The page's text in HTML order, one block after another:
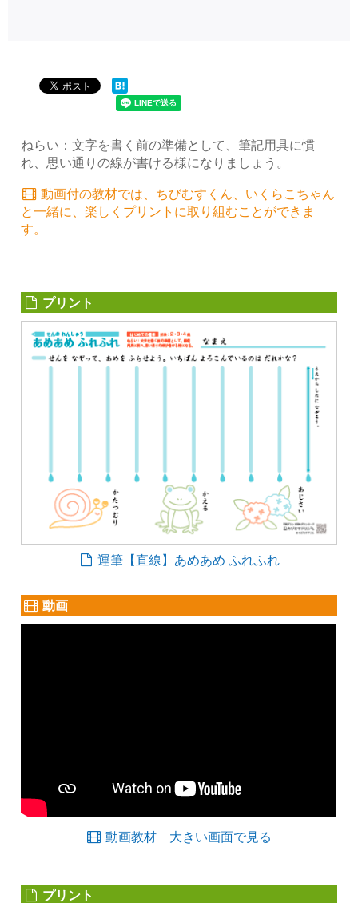
ねらい：文字を書く前の準備として、筆記用具に慣
れ、思い通りの線が書ける様になりましょう。
動画付の教材では、ちびむすくん、いくらこちゃん
と一緒に、楽しくプリントに取り組むことができま
す。
プリント
運筆【直線】あめあめ ふれふれ
動画
動画教材 大きい画面で見る
プリント